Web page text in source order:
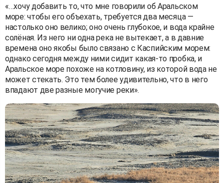
«…хочу добавить то, что мне говорили об Аральском
море: чтобы его объехать, требуется два месяца —
настолько оно велико; оно очень глубокое, и вода крайне
солёная. Из него ни одна река не вытекает, а в давние
времена оно якобы было связано с Каспийским морем:
однако сегодня между ними сидит какая-то пробка, и
Аральское море похоже на котловину, из которой вода не
может стекать. Это тем более удивительно, что в него
впадают две разные могучие реки».